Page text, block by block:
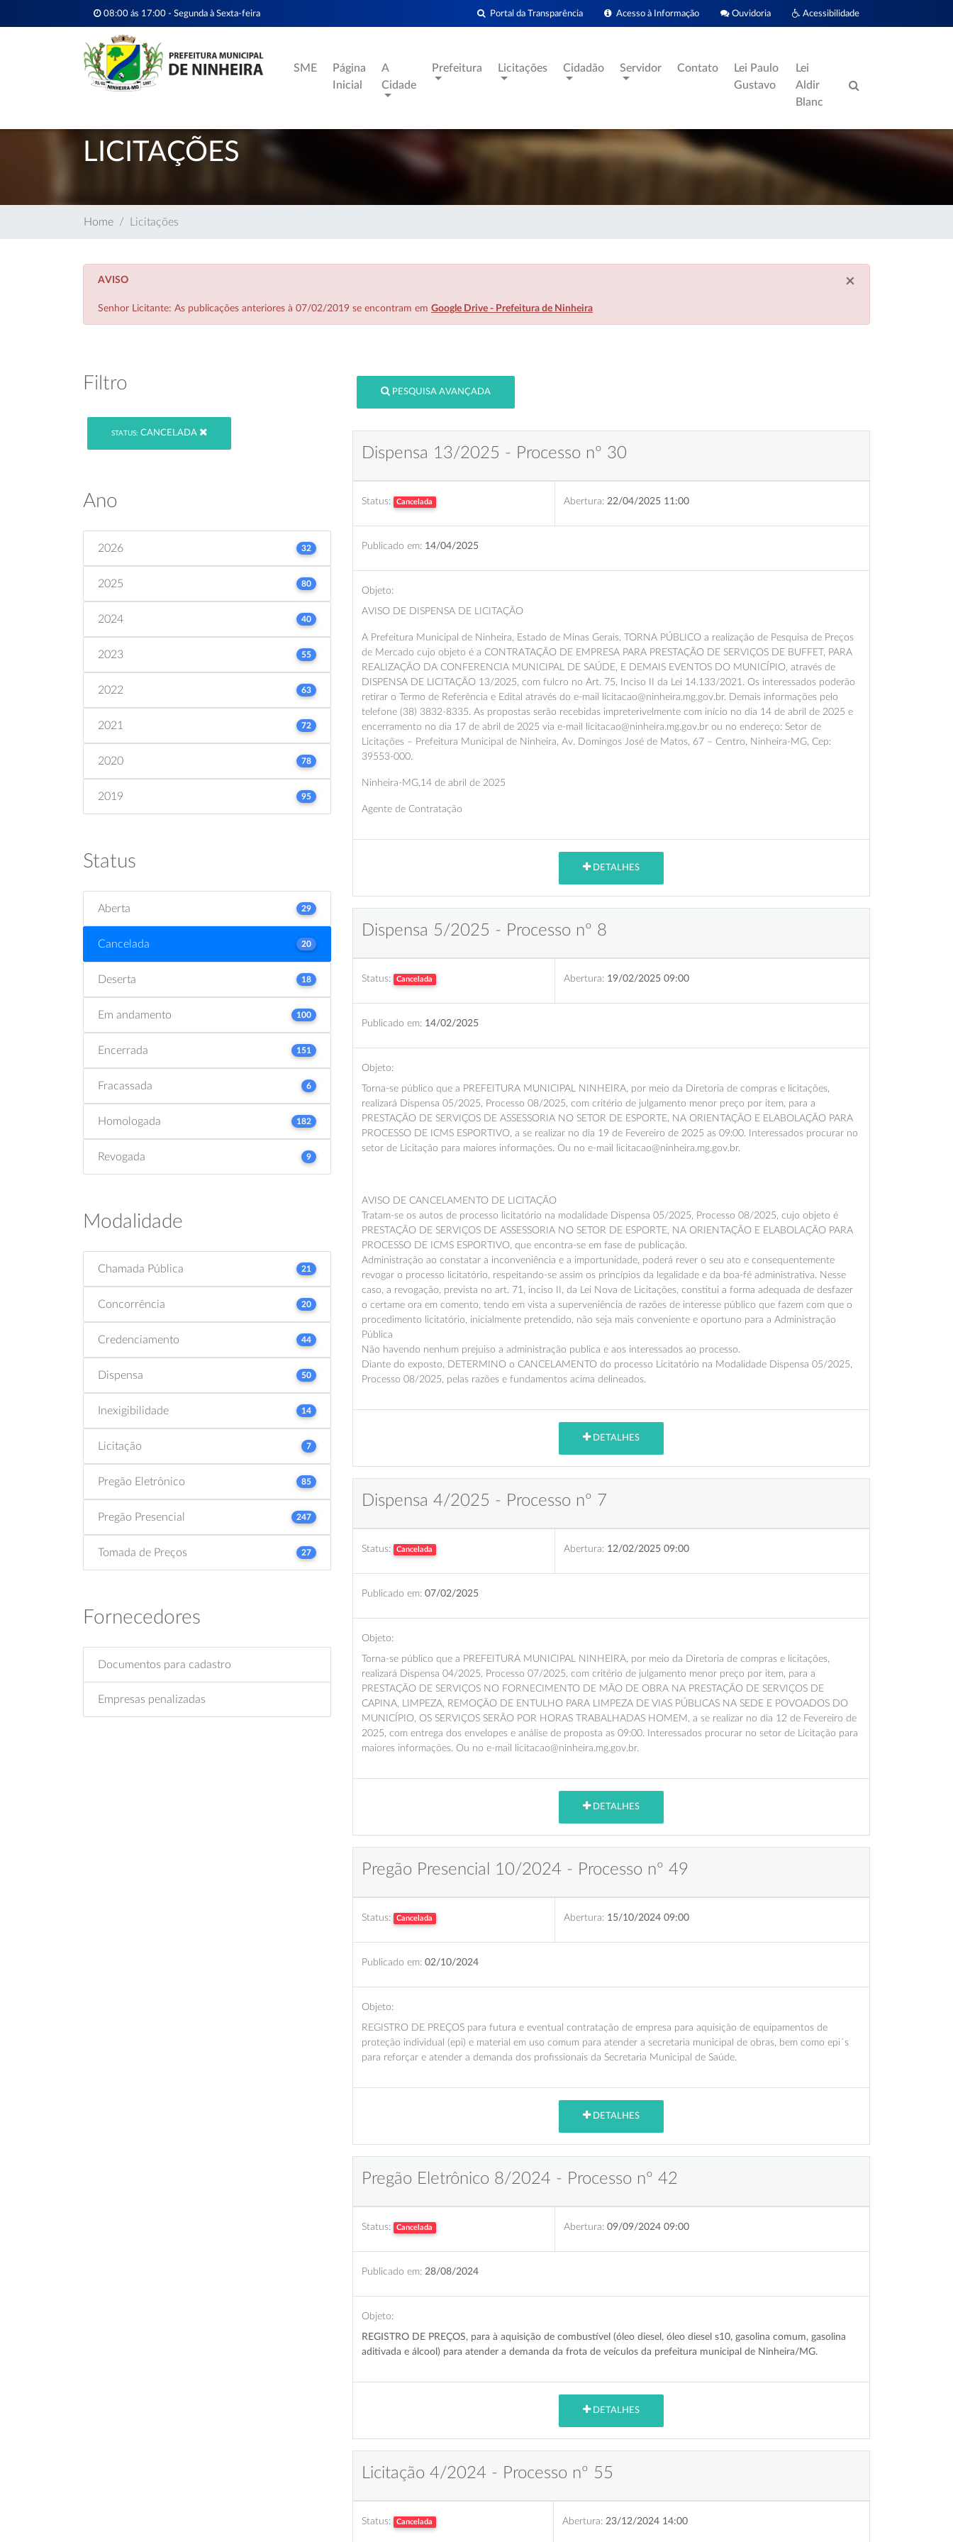
08:00 ás 17:00 - Segunda à Sexta-feira Acessibilidade
Ouvidoria
Acesso à Informação
Portal da Transparência
SME
Página
Inicial
A
Cidade
Prefeitura Licitações Cidadão Servidor Contato
Lei Paulo
Gustavo
Lei
Aldir
Blanc
LICITAÇÕES
Home Licitações
×
AVISO
Senhor Licitante: As publicações anteriores à 07/02/2019 se encontram em Google Drive - Prefeitura de Ninheira
Filtro
STATUS: CANCELADA
Ano
2026 32
2025 80
2024 40
2023 55
2022 63
2021 72
2020 78
2019 95
Status
Aberta 29
Cancelada 20
Deserta 18
Em andamento 100
Encerrada 151
Fracassada 6
Homologada 182
Revogada 9
Modalidade
Chamada Pública 21
Concorrência 20
Credenciamento 44
Dispensa 50
Inexigibilidade 14
Licitação 7
Pregão Eletrônico 85
Pregão Presencial 247
Tomada de Preços 27
Fornecedores
Documentos para cadastro
Empresas penalizadas
PESQUISA AVANÇADA
Dispensa 13/2025 - Processo nº 30
Status: Cancelada Abertura: 22/04/2025 11:00
Publicado em: 14/04/2025
Objeto:
AVISO DE DISPENSA DE LICITAÇÃO
A Prefeitura Municipal de Ninheira, Estado de Minas Gerais, TORNA PÚBLICO a realização de Pesquisa de Preços
de Mercado cujo objeto é a CONTRATAÇÃO DE EMPRESA PARA PRESTAÇÃO DE SERVIÇOS DE BUFFET, PARA
REALIZAÇÃO DA CONFERENCIA MUNICIPAL DE SAÚDE, E DEMAIS EVENTOS DO MUNICÍPIO, através de
DISPENSA DE LICITAÇÃO 13/2025, com fulcro no Art. 75, Inciso II da Lei 14.133/2021. Os interessados poderão
retirar o Termo de Referência e Edital através do e-mail licitacao@ninheira.mg.gov.br. Demais informações pelo
telefone (38) 3832-8335. As propostas serão recebidas impreterivelmente com início no dia 14 de abril de 2025 e
encerramento no dia 17 de abril de 2025 via e-mail licitacao@ninheira.mg.gov.br ou no endereço: Setor de
Licitações – Prefeitura Municipal de Ninheira, Av. Domingos José de Matos, 67 – Centro, Ninheira-MG, Cep:
39553-000.
Ninheira-MG,14 de abril de 2025
Agente de Contratação
DETALHES
Dispensa 5/2025 - Processo nº 8
Status: Cancelada Abertura: 19/02/2025 09:00
Publicado em: 14/02/2025
Objeto:
Torna-se público que a PREFEITURA MUNICIPAL NINHEIRA, por meio da Diretoria de compras e licitações,
realizará Dispensa 05/2025, Processo 08/2025, com critério de julgamento menor preço por item, para a
PRESTAÇÃO DE SERVIÇOS DE ASSESSORIA NO SETOR DE ESPORTE, NA ORIENTAÇÃO E ELABOLAÇÃO PARA
PROCESSO DE ICMS ESPORTIVO, a se realizar no dia 19 de Fevereiro de 2025 as 09:00. Interessados procurar no
setor de Licitação para maiores informações. Ou no e-mail licitacao@ninheira.mg.gov.br.
AVISO DE CANCELAMENTO DE LICITAÇÃO
Tratam-se os autos de processo licitatório na modalidade Dispensa 05/2025, Processo 08/2025, cujo objeto é
PRESTAÇÃO DE SERVIÇOS DE ASSESSORIA NO SETOR DE ESPORTE, NA ORIENTAÇÃO E ELABOLAÇÃO PARA
PROCESSO DE ICMS ESPORTIVO, que encontra-se em fase de publicação.
Administração ao constatar a inconveniência e a importunidade, poderá rever o seu ato e consequentemente
revogar o processo licitatório, respeitando-se assim os princípios da legalidade e da boa-fé administrativa. Nesse
caso, a revogação, prevista no art. 71, inciso II, da Lei Nova de Licitações, constitui a forma adequada de desfazer
o certame ora em comento, tendo em vista a superveniência de razões de interesse público que fazem com que o
procedimento licitatório, inicialmente pretendido, não seja mais conveniente e oportuno para a Administração
Pública
Não havendo nenhum prejuiso a administração publica e aos interessados ao processo.
Diante do exposto, DETERMINO o CANCELAMENTO do processo Licitatório na Modalidade Dispensa 05/2025,
Processo 08/2025, pelas razões e fundamentos acima delineados.
DETALHES
Dispensa 4/2025 - Processo nº 7
Status: Cancelada Abertura: 12/02/2025 09:00
Publicado em: 07/02/2025
Objeto:
Torna-se público que a PREFEITURA MUNICIPAL NINHEIRA, por meio da Diretoria de compras e licitações,
realizará Dispensa 04/2025, Processo 07/2025, com critério de julgamento menor preço por item, para a
PRESTAÇÃO DE SERVIÇOS NO FORNECIMENTO DE MÃO DE OBRA NA PRESTAÇÃO DE SERVIÇOS DE
CAPINA, LIMPEZA, REMOÇÃO DE ENTULHO PARA LIMPEZA DE VIAS PÚBLICAS NA SEDE E POVOADOS DO
MUNICÍPIO, OS SERVIÇOS SERÃO POR HORAS TRABALHADAS HOMEM, a se realizar no dia 12 de Fevereiro de
2025, com entrega dos envelopes e análise de proposta as 09:00. Interessados procurar no setor de Licitação para
maiores informações. Ou no e-mail licitacao@ninheira.mg.gov.br.
DETALHES
Pregão Presencial 10/2024 - Processo nº 49
Status: Cancelada Abertura: 15/10/2024 09:00
Publicado em: 02/10/2024
Objeto:
REGISTRO DE PREÇOS para futura e eventual contratação de empresa para aquisição de equipamentos de
proteção individual (epi) e material em uso comum para atender a secretaria municipal de obras, bem como epi´s
para reforçar e atender a demanda dos profissionais da Secretaria Municipal de Saúde.
DETALHES
Pregão Eletrônico 8/2024 - Processo nº 42
Status: Cancelada Abertura: 09/09/2024 09:00
Publicado em: 28/08/2024
Objeto:
REGISTRO DE PREÇOS, para à aquisição de combustível (óleo diesel, óleo diesel s10, gasolina comum, gasolina
aditivada e álcool) para atender a demanda da frota de veículos da prefeitura municipal de Ninheira/MG.
DETALHES
Licitação 4/2024 - Processo nº 55
Status: Cancelada Abertura: 23/12/2024 14:00